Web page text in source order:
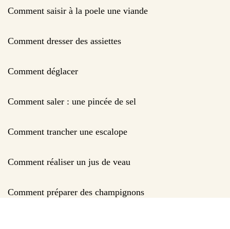
Comment saisir à la poele une viande
Comment dresser des assiettes
Comment déglacer
Comment saler : une pincée de sel
Comment trancher une escalope
Comment réaliser un jus de veau
Comment préparer des champignons